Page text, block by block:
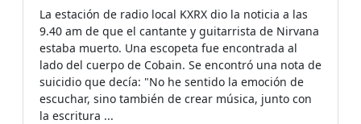
La estación de radio local KXRX dio la noticia a las
9.40 am de que el cantante y guitarrista de Nirvana
estaba muerto. Una escopeta fue encontrada al
lado del cuerpo de Cobain. Se encontró una nota de
suicidio que decía: "No he sentido la emoción de
escuchar, sino también de crear música, junto con
la escritura ...